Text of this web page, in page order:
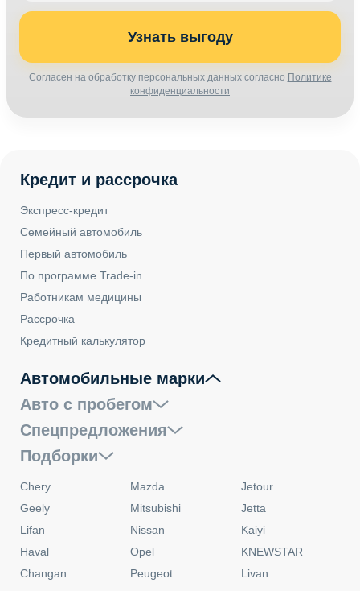
Узнать выгоду
Согласен на обработку персональных данных согласно Политике
конфиденциальности
Кредит и рассрочка
Экспресс-кредит
Семейный автомобиль
Первый автомобиль
По программе Trade-in
Работникам медицины
Рассрочка
Кредитный калькулятор
Автомобильные марки
Авто с пробегом
Спецпредложения
Подборки
Chery
Geely
Lifan
Haval
Changan
Mazda
Mitsubishi
Nissan
Opel
Peugeot
Jetour
Jetta
Kaiyi
KNEWSTAR
Livan